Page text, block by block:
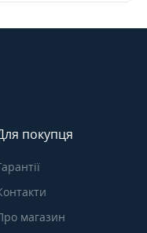
покупця
магазин